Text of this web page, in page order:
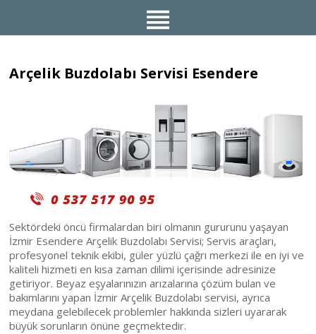
Arçelik Buzdolabı Servisi Esendere
Sektördeki öncü firmalardan biri olmanın gururunu yaşayan
İzmir Esendere Arçelik Buzdolabı Servisi; Servis araçları,
profesyonel teknik ekibi, güler yüzlü çağrı merkezi ile en iyi ve
kaliteli hizmeti en kısa zaman dilimi içerisinde adresinize
getiriyor. Beyaz eşyalarınızın arızalarına çözüm bulan ve
bakımlarını yapan İzmir Arçelik Buzdolabı servisi, ayrıca
meydana gelebilecek problemler hakkında sizleri uyararak
büyük sorunların önüne geçmektedir.